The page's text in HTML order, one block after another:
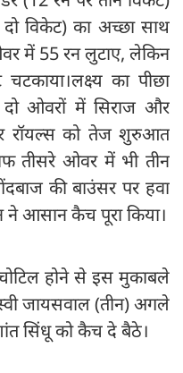
विकेट) का अच्छा साथ
में 55 रन लुटाए, लेकिन
का पीछा
ओवरों में सिराज और
रॉयल्स को तेज शुरुआत
तीसरे ओवर में भी तीन
की बाउंसर पर हवा
आसान कैच पूरा किया।
होने से इस मुकाबले
जायसवाल (तीन) अगले
सिंधू को कैच दे बैठे।